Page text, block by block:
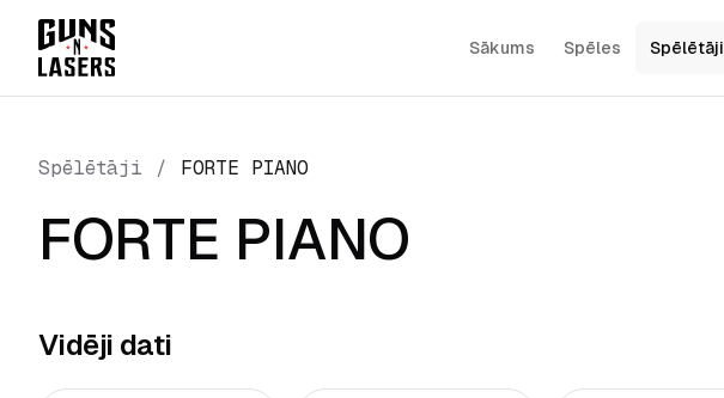
Sākums Spēles Spēlētāji
Spēlētāji / FORTE PIANO
FORTE PIANO
Vidēji dati